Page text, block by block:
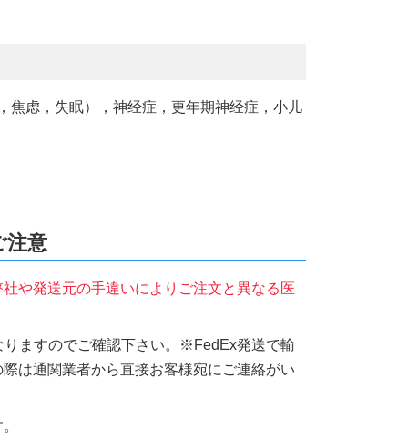
焦虑，失眠），神经症，更年期神经症，小儿
注意
や発送元の手違いによりご注文と異なる医
ますのでご確認下さい。※FedEx発送で輸
は通関業者から直接お客様宛にご連絡がい